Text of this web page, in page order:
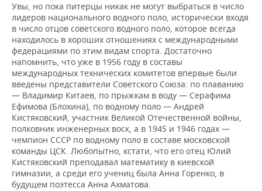
Увы, но пока питерцы никак не могут выбраться в число
лидеров национального водного поло, исторически входя
в число отцов советского водного поло, которое всегда
находилось в хороших отношениях с международными
федерациями по этим видам спорта. Достаточно
напомнить, что уже в 1956 году в составы
международных технических комитетов впервые были
введены представители Советского Союза: по плаванию
— Владимир Китаев, по прыжкам в воду — Серафима
Ефимова (Блохина), по водному поло — Андрей
Кистяковский, участник Великой Отечественной войны,
полковник инженерных воск, а в 1945 и 1946 годах —
чемпион СССР по водному поло в составе московской
команды ЦСК. Любопытно, кстати, что его отец Юлий
Кистяковский преподавал математику в киевской
гимназии, а среди его учениц была Анна Горенко, в
будущем поэтесса Анна Ахматова.